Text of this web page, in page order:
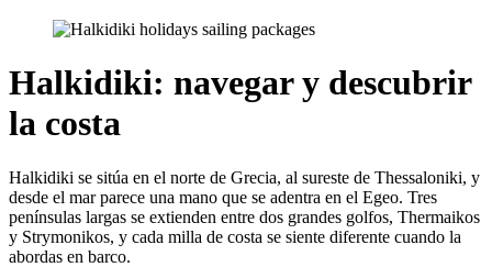
Halkidiki: navegar y descubrir
la costa
Halkidiki se sitúa en el norte de Grecia, al sureste de Thessaloniki, y
desde el mar parece una mano que se adentra en el Egeo. Tres
penínsulas largas se extienden entre dos grandes golfos, Thermaikos
y Strymonikos, y cada milla de costa se siente diferente cuando la
abordas en barco.